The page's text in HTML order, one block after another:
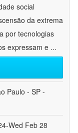
social
da extrema
por tecnologias
expressam e ...
Paulo - SP -
Wed Feb 28